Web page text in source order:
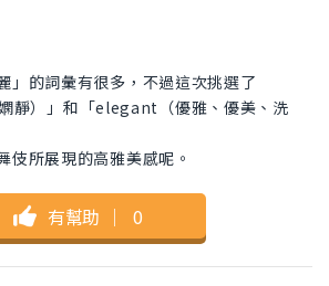
」的詞彙有很多，不過這次挑選了
靜）」和「elegant（優雅、優美、洗
伎所展現的高雅美感呢。
有幫助 ｜ 0